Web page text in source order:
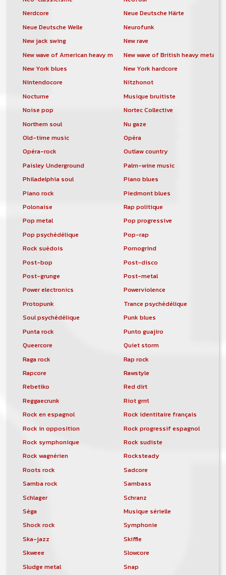
Nerdcore
Neue Deutsche Härte
Neue Deutsche Welle
Neurofunk
New jack swing
New rave
New wave of American heavy metalNew wave of British heavy metal
New York blues
New York hardcore
Nintendocore
Nitzhonot
Nocturne
Musique bruitiste
Noise pop
Nortec Collective
Northern soul
Nu gaze
Old-time music
Opéra
Opéra-rock
Outlaw country
Paisley Underground
Palm-wine music
Philadelphia soul
Piano blues
Piano rock
Piedmont blues
Polonaise
Rap politique
Pop metal
Pop progressive
Pop psychédélique
Pop-rap
Rock suédois
Pornogrind
Post-bop
Post-disco
Post-grunge
Post-metal
Power electronics
Powerviolence
Protopunk
Trance psychédélique
Soul psychédélique
Punk blues
Punta rock
Punto guajiro
Queercore
Quiet storm
Raga rock
Rap rock
Rapcore
Rawstyle
Rebetiko
Red dirt
Reggaecrunk
Riot grrrl
Rock en espagnol
Rock identitaire français
Rock in opposition
Rock progressif espagnol
Rock symphonique
Rock sudiste
Rock wagnérien
Rocksteady
Roots rock
Sadcore
Samba rock
Sambass
Schlager
Schranz
Séga
Musique sérielle
Shock rock
Symphonie
Ska-jazz
Skiffle
Skweee
Slowcore
Sludge metal
Snap